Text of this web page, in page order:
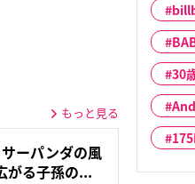
もっと見る
ーパンダの風
がる子孫の...
30